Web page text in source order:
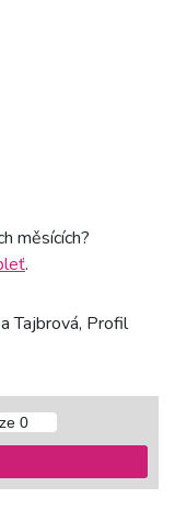
měsících?
.
Tajbrová, Profil
0